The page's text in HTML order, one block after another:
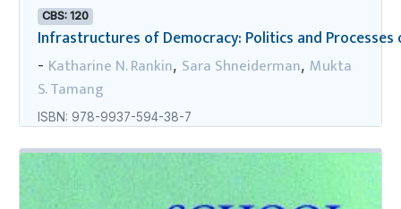
CBS: 120
Infrastructures of Democracy: Politics and Processes
- Katharine N. Rankin, Sara Shneiderman, Mukta
S. Tamang
ISBN: 978-9937-594-38-7